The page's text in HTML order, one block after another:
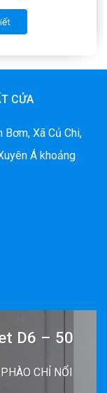
CỬA
Xã Củ Chi,
Á khoảng
D6 – 50
CHỈ NỔI